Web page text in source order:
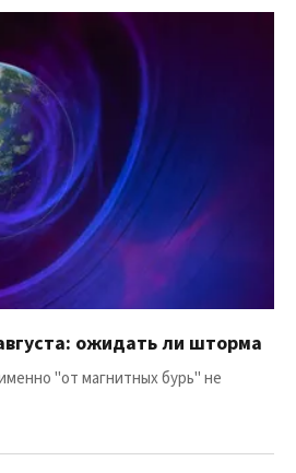
ожидать ли шторма
"от магнитных бурь" не